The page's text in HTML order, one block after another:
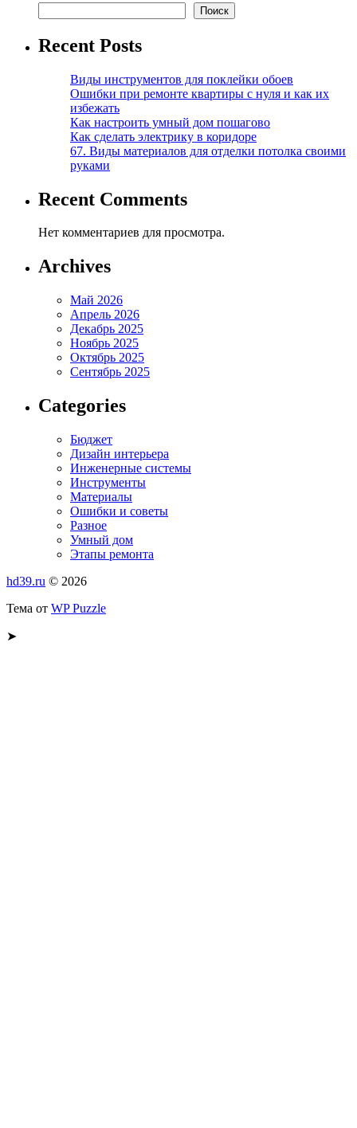
Поиск
Recent Posts
Виды инструментов для поклейки обоев
Ошибки при ремонте квартиры с нуля и как их
избежать
Как настроить умный дом пошагово
Как сделать электрику в коридоре
67. Виды материалов для отделки потолка своими
руками
Recent Comments
Нет комментариев для просмотра.
Archives
Май 2026
Апрель 2026
Декабрь 2025
Ноябрь 2025
Октябрь 2025
Сентябрь 2025
Categories
Бюджет
Дизайн интерьера
Инженерные системы
Инструменты
Материалы
Ошибки и советы
Разное
Умный дом
Этапы ремонта
hd39.ru © 2026
Тема от WP Puzzle
➤